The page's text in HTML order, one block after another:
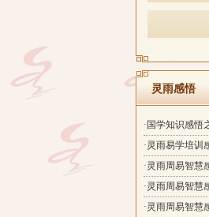
灵雨感悟
·国学知识感
·灵雨易学培训
·灵雨周易智慧
·灵雨周易智慧
·灵雨周易智